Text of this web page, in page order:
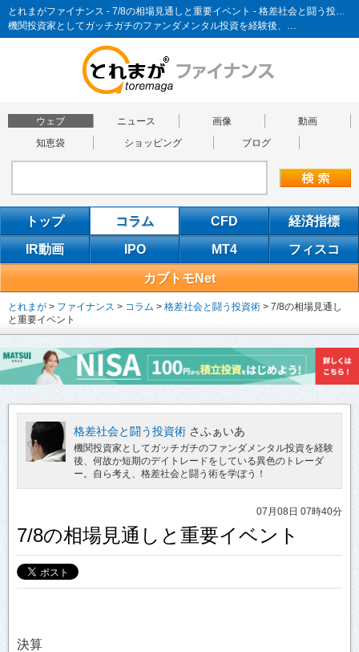
とれまがファイナンス - 7/8の相場見通しと重要イベント - 格差社会と闘う投資術
機関投資家としてガッチガチのファンダメンタル投資を経験後、…
ウェブ ニュース 画像
動画
知恵袋
ショッピング ブログ
トップ コラム CFD 経済指標
IR動画 IPO MT4 フィスコ
カブトモNet
とれまが > ファイナンス > コラム > 格差社会と闘う投資術 > 7/8の相場見通し
と重要イベント
格差社会と闘う投資術 さふぁいあ
機関投資家としてガッチガチのファンダメンタル投資を経験
後、何故か短期のデイトレードをしている異色のトレーダ
ー。自ら考え、格差社会と闘う術を学ぼう！
07月08日 07時40分
7/8の相場見通しと重要イベント
決算